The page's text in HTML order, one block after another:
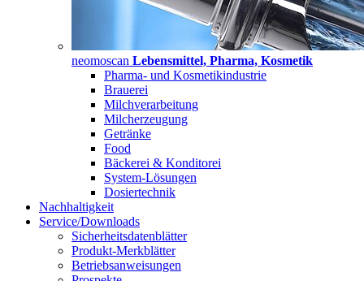
neomoscan Lebensmittel, Pharma, Kosmetik
Pharma- und Kosmetikindustrie
Brauerei
Milchverarbeitung
Milcherzeugung
Getränke
Food
Bäckerei & Konditorei
System-Lösungen
Dosiertechnik
Nachhaltigkeit
Service/Downloads
Sicherheitsdatenblätter
Produkt-Merkblätter
Betriebsanweisungen